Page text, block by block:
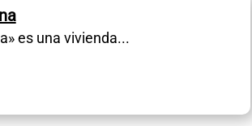
es una vivienda...